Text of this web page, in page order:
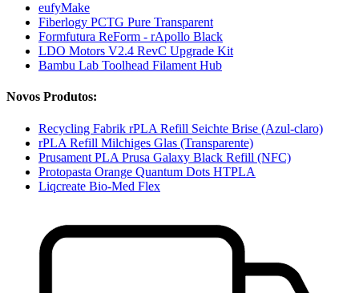
eufyMake
Fiberlogy PCTG Pure Transparent
Formfutura ReForm - rApollo Black
LDO Motors V2.4 RevC Upgrade Kit
Bambu Lab Toolhead Filament Hub
Novos Produtos:
Recycling Fabrik rPLA Refill Seichte Brise (Azul-claro)
rPLA Refill Milchiges Glas (Transparente)
Prusament PLA Prusa Galaxy Black Refill (NFC)
Protopasta Orange Quantum Dots HTPLA
Liqcreate Bio-Med Flex